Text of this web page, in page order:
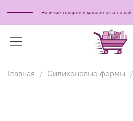
Наличие товаров в магазинах и на
Главная Силиконовые формы